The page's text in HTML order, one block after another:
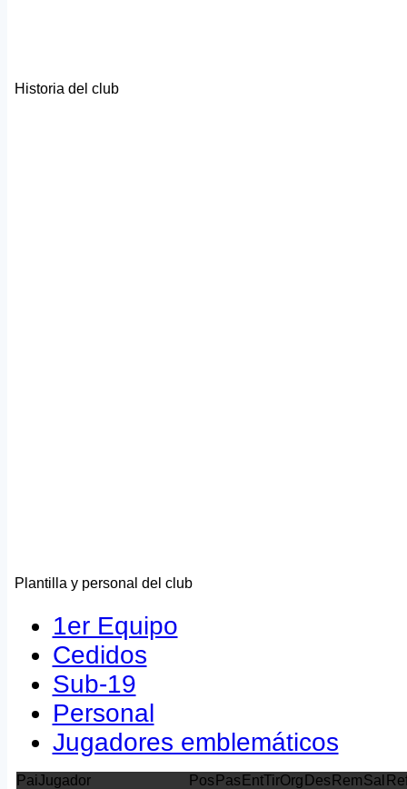
Historia del club
Plantilla y personal del club
1er Equipo
Cedidos
Sub-19
Personal
Jugadores emblemáticos
PaiJugador Pos Pas EntTirOrg Des RemSal